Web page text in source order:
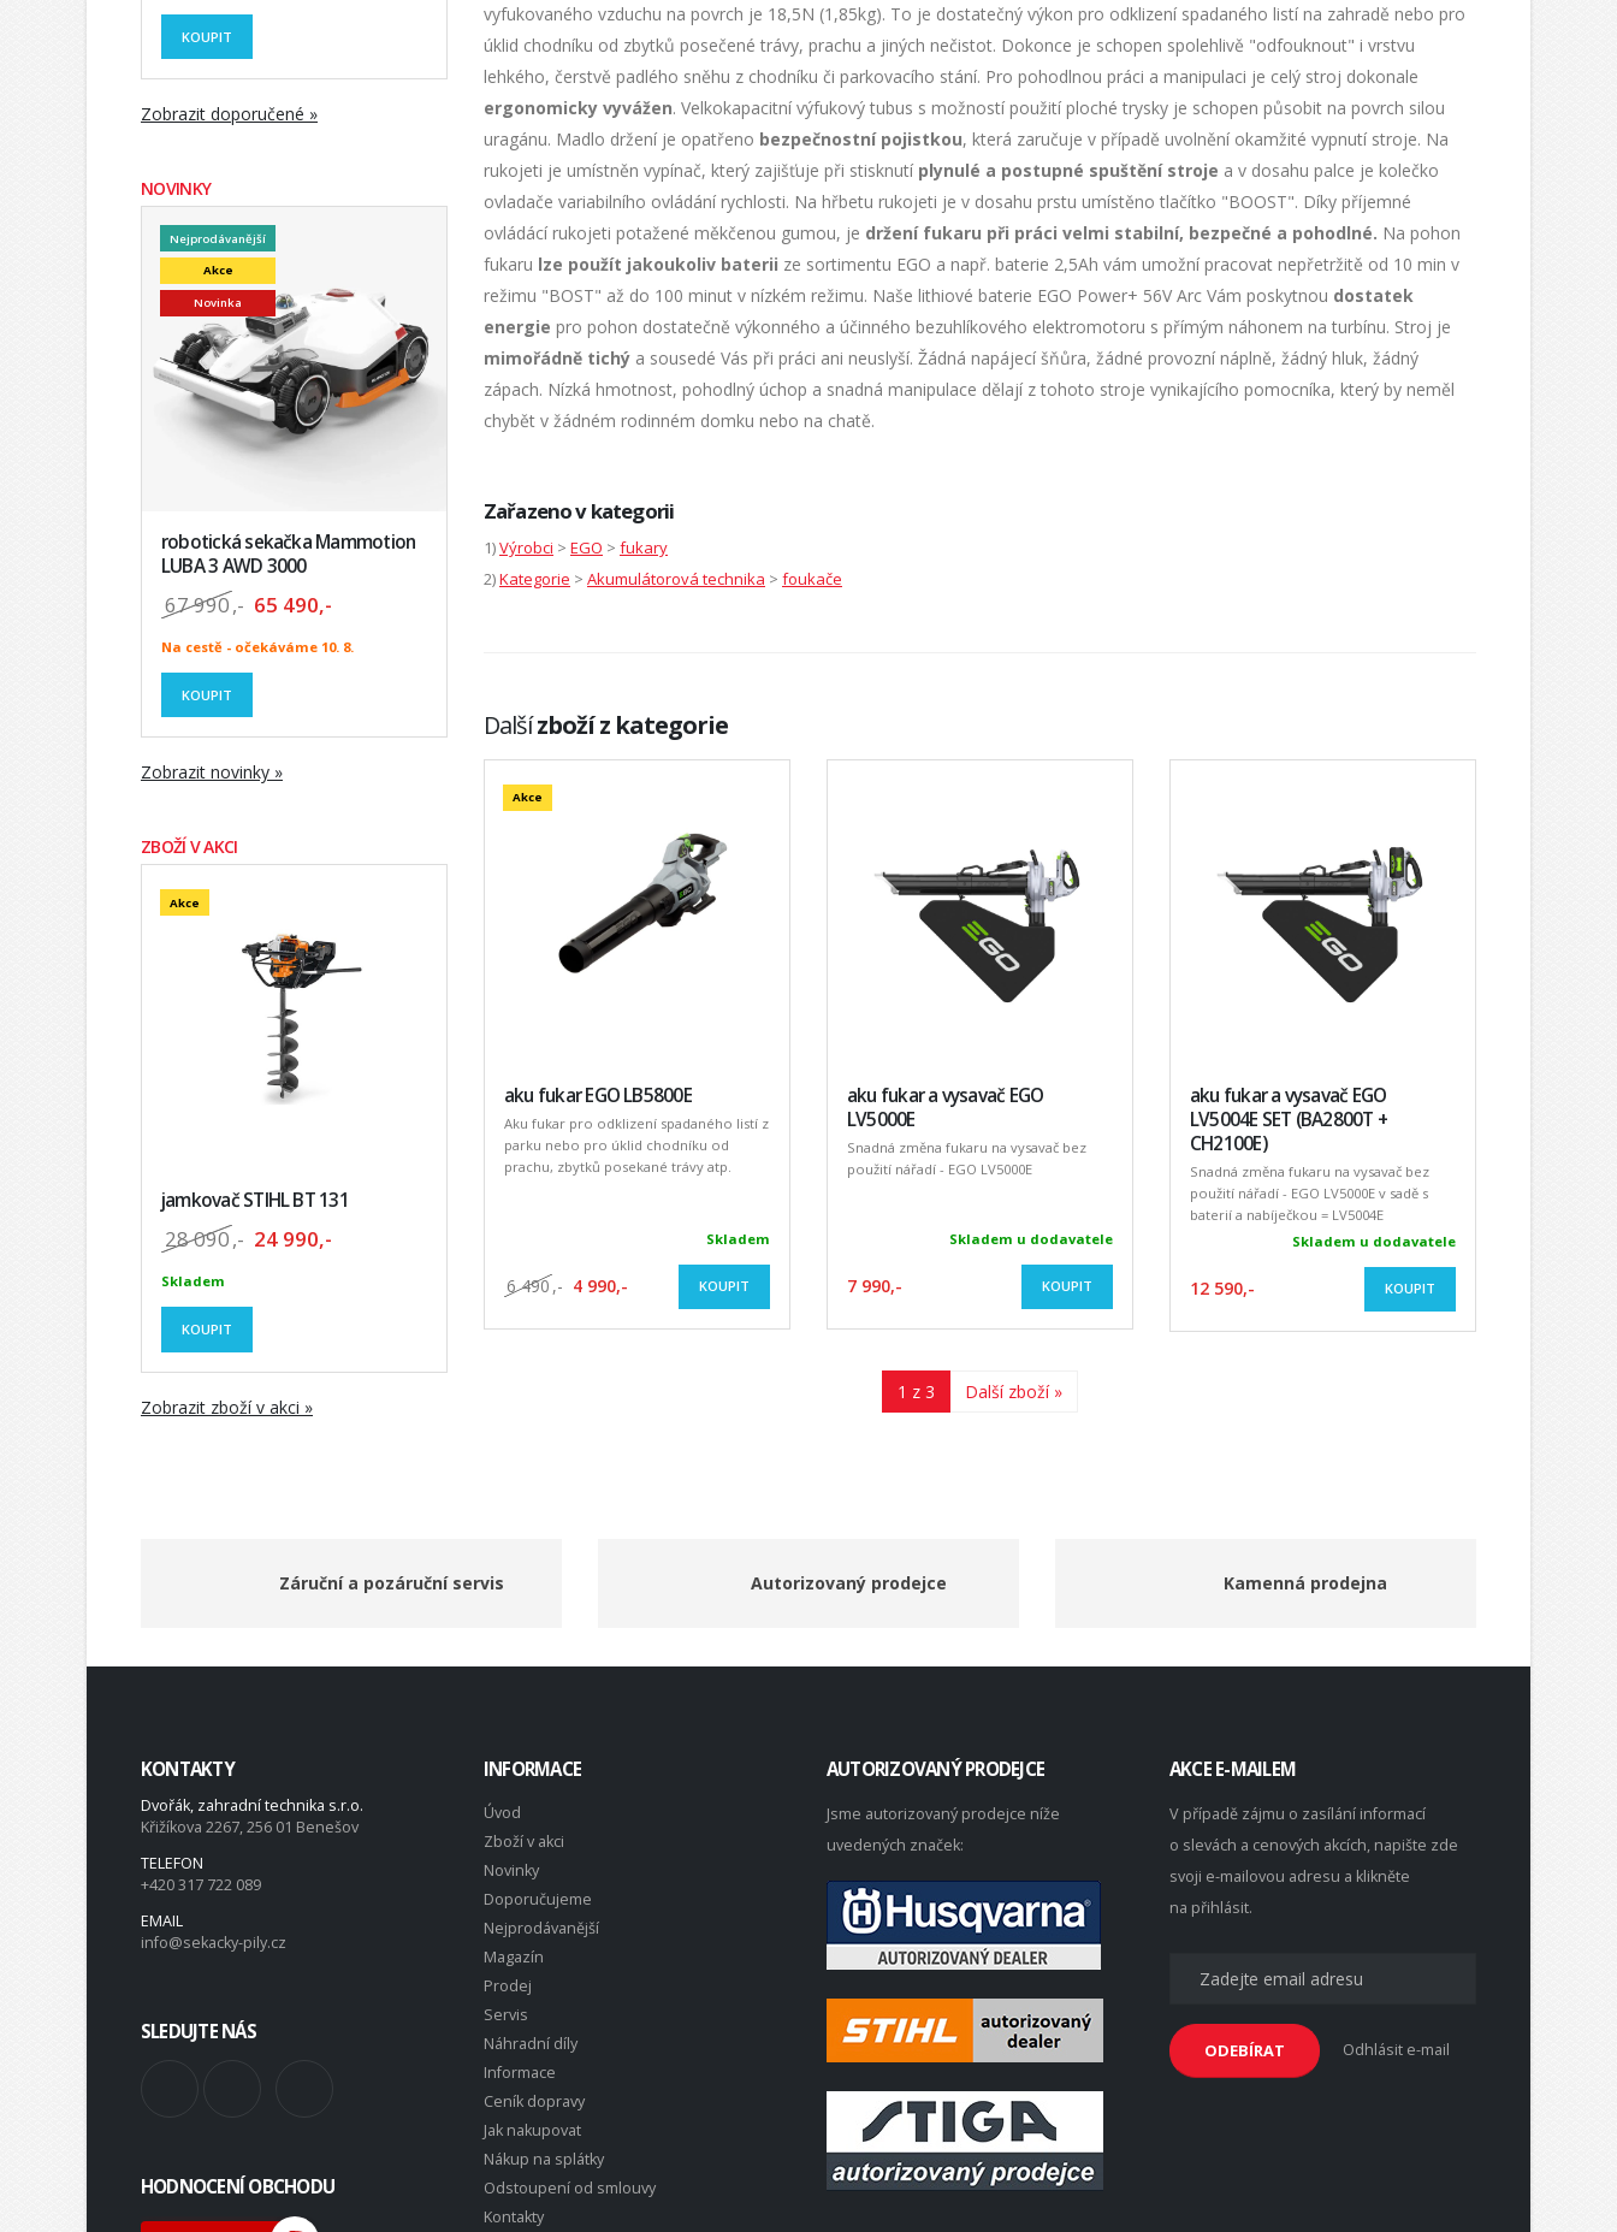
KOUPIT
Zobrazit doporučené »
NOVINKY
Nejprodávanější
Akce
Novinka
robotická sekačka Mammotion
LUBA 3 AWD 3000
67 990,- 65 490,-
Na cestě - očekáváme 10. 8.
KOUPIT
Zobrazit novinky »
ZBOŽÍ V AKCI
Akce
jamkovač STIHL BT 131
28 090,- 24 990,-
Skladem
KOUPIT
Zobrazit zboží v akci »
vyfukovaného vzduchu na povrch je 18,5N (1,85kg). To je dostatečný výkon pro odklizení spadaného listí na zahradě nebo pro
úklid chodníku od zbytků posečené trávy, prachu a jiných nečistot. Dokonce je schopen spolehlivě "odfouknout" i vrstvu
lehkého, čerstvě padlého sněhu z chodníku či parkovacího stání. Pro pohodlnou práci a manipulaci je celý stroj dokonale
ergonomicky vyvážen. Velkokapacitní výfukový tubus s možností použití ploché trysky je schopen působit na povrch silou
uragánu. Madlo držení je opatřeno bezpečnostní pojistkou, která zaručuje v případě uvolnění okamžité vypnutí stroje. Na
rukojeti je umístněn vypínač, který zajišťuje při stisknutí plynulé a postupné spuštění stroje a v dosahu palce je kolečko
ovladače variabilního ovládání rychlosti. Na hřbetu rukojeti je v dosahu prstu umístěno tlačítko "BOOST". Díky příjemné
ovládácí rukojeti potažené měkčenou gumou, je držení fukaru při práci velmi stabilní, bezpečné a pohodlné. Na pohon
fukaru lze použít jakoukoliv baterii ze sortimentu EGO a např. baterie 2,5Ah vám umožní pracovat nepřetržitě od 10 min v
režimu "BOST" až do 100 minut v nízkém režimu. Naše lithiové baterie EGO Power+ 56V Arc Vám poskytnou dostatek
energie pro pohon dostatečně výkonného a účinného bezuhlíkového elektromotoru s přímým náhonem na turbínu. Stroj je
mimořádně tichý a sousedé Vás při práci ani neuslyší. Žádná napájecí šňůra, žádné provozní náplně, žádný hluk, žádný
zápach. Nízká hmotnost, pohodlný úchop a snadná manipulace dělají z tohoto stroje vynikajícího pomocníka, který by neměl
chybět v žádném rodinném domku nebo na chatě.
Zařazeno v kategorii
1)Výrobci > EGO > fukary
2)Kategorie > Akumulátorová technika > foukače
Dalšízboží z kategorie
Akce
aku fukar EGO LB5800E
Aku fukar pro odklizení spadaného listí z
parku nebo pro úklid chodníku od
prachu, zbytků posekané trávy atp.
Skladem
6 490 ,- 4 990,- KOUPIT
aku fukar a vysavač EGO
LV5000E
Snadná změna fukaru na vysavač bez
použití nářadí - EGO LV5000E
Skladem u dodavatele
7 990,- KOUPIT
aku fukar a vysavač EGO
LV5004E SET (BA2800T +
CH2100E)
Snadná změna fukaru na vysavač bez
použití nářadí - EGO LV5000E v sadě s
baterií a nabíječkou = LV5004E
Skladem u dodavatele
12 590,- KOUPIT
1 z 3 Další zboží »
Záruční a pozáruční servis Autorizovaný prodejce Kamenná prodejna
KONTAKTY
Dvořák, zahradní technika s.r.o.
Křižíkova 2267, 256 01 Benešov
TELEFON
+420 317 722 089
EMAIL
info@sekacky-pily.cz
SLEDUJTE NÁS
HODNOCENÍ OBCHODU
INFORMACE
Úvod
Zboží v akci
Novinky
Doporučujeme
Nejprodávanější
Magazín
Prodej
Servis
Náhradní díly
Informace
Ceník dopravy
Jak nakupovat
Nákup na splátky
Odstoupení od smlouvy
Kontakty
AUTORIZOVANÝ PRODEJCE
Jsme autorizovaný prodejce níže
uvedených značek:
AKCE E-MAILEM
V případě zájmu o zasílání informací
o slevách a cenových akcích, napište zde
svoji e-mailovou adresu a klikněte
na přihlásit.
ODEBÍRAT Odhlásit e-mail